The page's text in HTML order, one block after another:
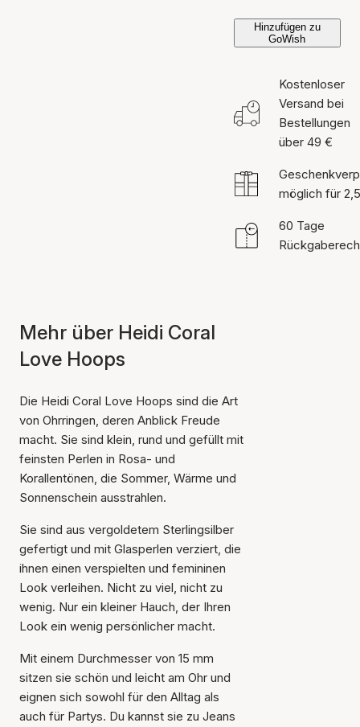
Hinzufügen zu
GoWish
Kostenloser
Versand bei
Bestellungen
über 49 €
möglich für
60 Tage
Mehr über Heidi Coral
Love Hoops
Die Heidi Coral Love Hoops sind die Art
von Ohrringen, deren Anblick Freude
macht. Sie sind klein, rund und gefüllt mit
feinsten Perlen in Rosa- und
Korallentönen, die Sommer, Wärme und
Sonnenschein ausstrahlen.
Sie sind aus vergoldetem Sterlingsilber
gefertigt und mit Glasperlen verziert, die
ihnen einen verspielten und femininen
Look verleihen. Nicht zu viel, nicht zu
wenig. Nur ein kleiner Hauch, der Ihren
Look ein wenig persönlicher macht.
Mit einem Durchmesser von 15 mm
sitzen sie schön und leicht am Ohr und
eignen sich sowohl für den Alltag als
auch für Partys. Du kannst sie zu Jeans